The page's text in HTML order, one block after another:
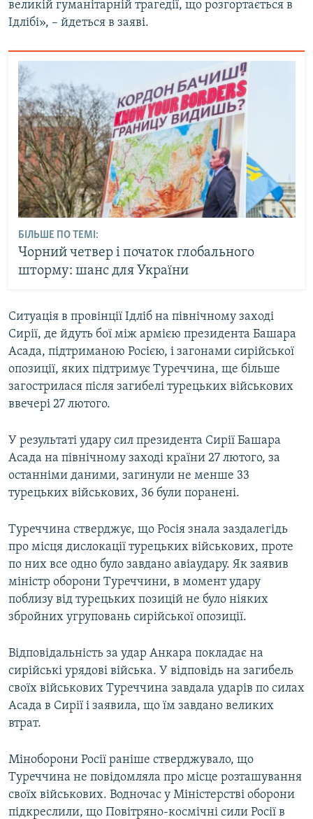
великій гуманітарній трагедії, що розгортається в
Ідлібі», – йдеться в заяві.
БІЛЬШЕ ПО ТЕМІ:
Чорний четвер і початок глобального
шторму: шанс для України
Ситуація в провінції Ідліб на північному заході
Сирії, де йдуть бої між армією президента Башара
Асада, підтриманою Росією, і загонами сирійської
опозиції, яких підтримує Туреччина, ще більше
загострилася після загибелі турецьких військових
ввечері 27 лютого.
У результаті удару сил президента Сирії Башара
Асада на північному заході країни 27 лютого, за
останніми даними, загинули не менше 33
турецьких військових, 36 були поранені.
Туреччина стверджує, що Росія знала заздалегідь
про місця дислокації турецьких військових, проте
по них все одно було завдано авіаудару. Як заявив
міністр оборони Туреччини, в момент удару
поблизу від турецьких позицій не було ніяких
збройних угруповань сирійської опозиції.
Відповідальність за удар Анкара покладає на
сирійські урядові війська. У відповідь на загибель
своїх військових Туреччина завдала ударів по силах
Асада в Сирії і заявила, що їм завдано великих
втрат.
Міноборони Росії раніше стверджувало, що
Туреччина не повідомляла про місце розташування
своїх військових. Водночас у Міністерстві оборони
підкреслили, що Повітряно-космічні сили Росії в